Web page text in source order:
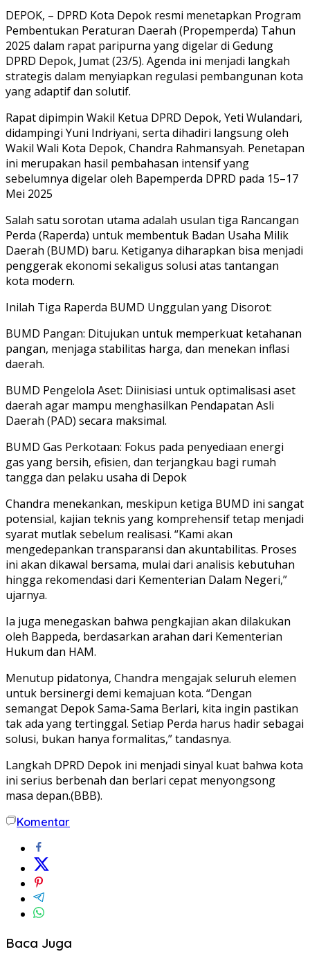
DEPOK, – DPRD Kota Depok resmi menetapkan Program
Pembentukan Peraturan Daerah (Propemperda) Tahun
2025 dalam rapat paripurna yang digelar di Gedung
DPRD Depok, Jumat (23/5). Agenda ini menjadi langkah
strategis dalam menyiapkan regulasi pembangunan kota
yang adaptif dan solutif.
Rapat dipimpin Wakil Ketua DPRD Depok, Yeti Wulandari,
didampingi Yuni Indriyani, serta dihadiri langsung oleh
Wakil Wali Kota Depok, Chandra Rahmansyah. Penetapan
ini merupakan hasil pembahasan intensif yang
sebelumnya digelar oleh Bapemperda DPRD pada 15–17
Mei 2025
Salah satu sorotan utama adalah usulan tiga Rancangan
Perda (Raperda) untuk membentuk Badan Usaha Milik
Daerah (BUMD) baru. Ketiganya diharapkan bisa menjadi
penggerak ekonomi sekaligus solusi atas tantangan
kota modern.
Inilah Tiga Raperda BUMD Unggulan yang Disorot:
BUMD Pangan: Ditujukan untuk memperkuat ketahanan
pangan, menjaga stabilitas harga, dan menekan inflasi
daerah.
BUMD Pengelola Aset: Diinisiasi untuk optimalisasi aset
daerah agar mampu menghasilkan Pendapatan Asli
Daerah (PAD) secara maksimal.
BUMD Gas Perkotaan: Fokus pada penyediaan energi
gas yang bersih, efisien, dan terjangkau bagi rumah
tangga dan pelaku usaha di Depok
Chandra menekankan, meskipun ketiga BUMD ini sangat
potensial, kajian teknis yang komprehensif tetap menjadi
syarat mutlak sebelum realisasi. “Kami akan
mengedepankan transparansi dan akuntabilitas. Proses
ini akan dikawal bersama, mulai dari analisis kebutuhan
hingga rekomendasi dari Kementerian Dalam Negeri,”
ujarnya.
Ia juga menegaskan bahwa pengkajian akan dilakukan
oleh Bappeda, berdasarkan arahan dari Kementerian
Hukum dan HAM.
Menutup pidatonya, Chandra mengajak seluruh elemen
untuk bersinergi demi kemajuan kota. “Dengan
semangat Depok Sama-Sama Berlari, kita ingin pastikan
tak ada yang tertinggal. Setiap Perda harus hadir sebagai
solusi, bukan hanya formalitas,” tandasnya.
Langkah DPRD Depok ini menjadi sinyal kuat bahwa kota
ini serius berbenah dan berlari cepat menyongsong
masa depan.(BBB).
Komentar
Baca Juga